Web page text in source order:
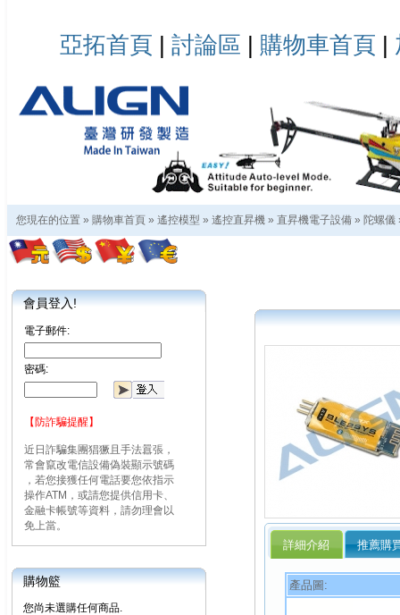
亞拓首頁 | 討論區 | 購物車首頁 |
您現在的位置 » 購物車首頁 » 遙控模型 » 遙控直昇機 » 直昇機電子設備 » 陀螺儀
會員登入!
電子郵件:
密碼:
【防詐騙提醒】
近日詐騙集團猖獗且手法囂張，
常會竄改電信設備偽裝顯示號碼
，若您接獲任何電話要您依指示
操作ATM，或請您提供信用卡、
金融卡帳號等資料，請勿理會以
免上當。
購物籃
您尚未選購任何商品.
詳細介紹 推薦購
產品圖: